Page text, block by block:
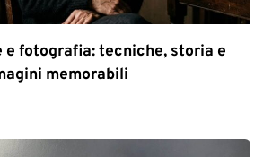
fotografia: tecniche, storia e
memorabili